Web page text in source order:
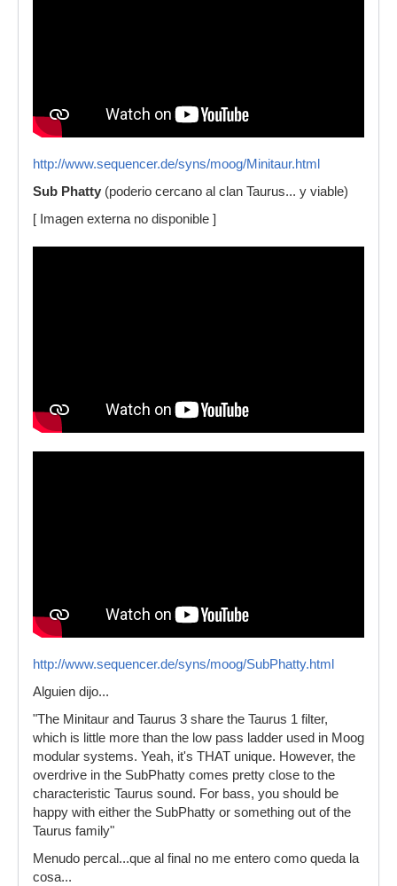
http://www.sequencer.de/syns/moog/Minitaur.html
Sub Phatty (poderio cercano al clan Taurus... y viable)
[ Imagen externa no disponible ]
http://www.sequencer.de/syns/moog/SubPhatty.html
Alguien dijo...
"The Minitaur and Taurus 3 share the Taurus 1 filter,
which is little more than the low pass ladder used in Moog
modular systems. Yeah, it's THAT unique. However, the
overdrive in the SubPhatty comes pretty close to the
characteristic Taurus sound. For bass, you should be
happy with either the SubPhatty or something out of the
Taurus family"
Menudo percal...que al final no me entero como queda la
cosa...